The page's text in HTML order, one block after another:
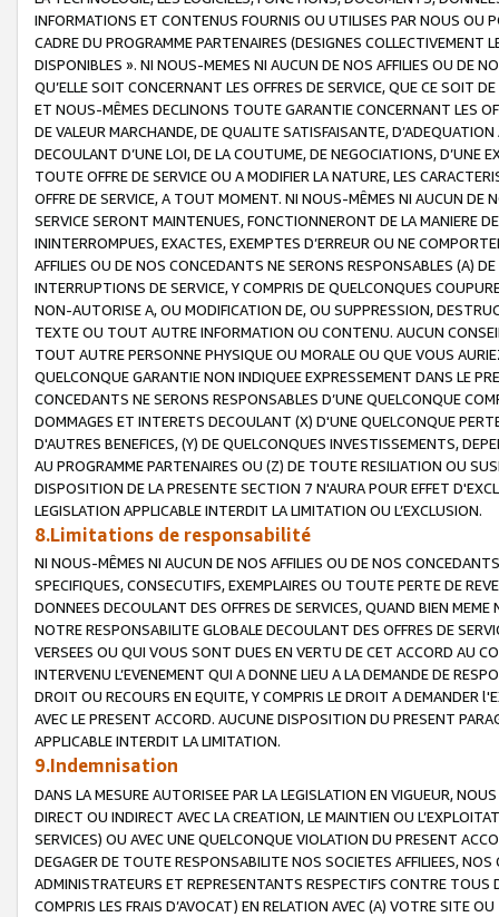
INFORMATIONS ET CONTENUS FOURNIS OU UTILISES PAR NOUS OU
CADRE DU PROGRAMME PARTENAIRES (DESIGNES COLLECTIVEMENT
DISPONIBLES ». NI NOUS-MEMES NI AUCUN DE NOS AFFILIES OU DE
QU’ELLE SOIT CONCERNANT LES OFFRES DE SERVICE, QUE CE SOIT
ET NOUS-MÊMES DECLINONS TOUTE GARANTIE CONCERNANT LES
DE VALEUR MARCHANDE, DE QUALITE SATISFAISANTE,
DECOULANT D’UNE LOI, DE LA COUTUME, DE NEGOCIATIONS, D’UNE
TOUTE OFFRE DE SERVICE OU A MODIFIER LA NATURE, LES
OFFRE DE SERVICE, A TOUT MOMENT. NI NOUS-MÊMES NI AUCUN DE
SERVICE SERONT MAINTENUES, FONCTIONNERONT DE LA MANIERE
ININTERROMPUES, EXACTES, EXEMPTES D’ERREUR OU NE
AFFILIES OU DE NOS CONCEDANTS NE SERONS RESPONSABLES (A)
INTERRUPTIONS DE SERVICE, Y COMPRIS DE QUELCONQUES
NON-AUTORISE A, OU MODIFICATION DE, OU SUPPRESSION,
TEXTE OU TOUT AUTRE INFORMATION OU CONTENU. AUCUN
TOUT AUTRE PERSONNE PHYSIQUE OU MORALE OU QUE VOUS
QUELCONQUE GARANTIE NON INDIQUEE EXPRESSEMENT DANS LE
CONCEDANTS NE SERONS RESPONSABLES D’UNE QUELCONQUE
DOMMAGES ET INTERETS DECOULANT (X) D'UNE QUELCONQUE
D'AUTRES BENEFICES, (Y) DE QUELCONQUES INVESTISSEMENTS,
AU PROGRAMME PARTENAIRES OU (Z) DE TOUTE RESILIATION OU
DISPOSITION DE LA PRESENTE SECTION 7 N'AURA POUR EFFET
LEGISLATION APPLICABLE INTERDIT LA LIMITATION OU L’EXCLUSION.
8.Limitations de responsabilité
NI NOUS-MÊMES NI AUCUN DE NOS AFFILIES OU DE NOS
SPECIFIQUES, CONSECUTIFS, EXEMPLAIRES OU TOUTE PERTE DE
DONNEES DECOULANT DES OFFRES DE SERVICES, QUAND BIEN
NOTRE RESPONSABILITE GLOBALE DECOULANT DES OFFRES DE
VERSEES OU QUI VOUS SONT DUES EN VERTU DE CET ACCORD AU
INTERVENU L’EVENEMENT QUI A DONNE LIEU A LA DEMANDE DE
DROIT OU RECOURS EN EQUITE, Y COMPRIS LE DROIT A DEMANDER
AVEC LE PRESENT ACCORD. AUCUNE DISPOSITION DU PRESENT
APPLICABLE INTERDIT LA LIMITATION.
9.Indemnisation
DANS LA MESURE AUTORISEE PAR LA LEGISLATION EN VIGUEUR,
DIRECT OU INDIRECT AVEC LA CREATION, LE MAINTIEN OU
SERVICES) OU AVEC UNE QUELCONQUE VIOLATION DU PRESENT
DEGAGER DE TOUTE RESPONSABILITE NOS SOCIETES AFFILIEES,
ADMINISTRATEURS ET REPRESENTANTS RESPECTIFS CONTRE
COMPRIS LES FRAIS D’AVOCAT) EN RELATION AVEC (A) VOTRE SITE